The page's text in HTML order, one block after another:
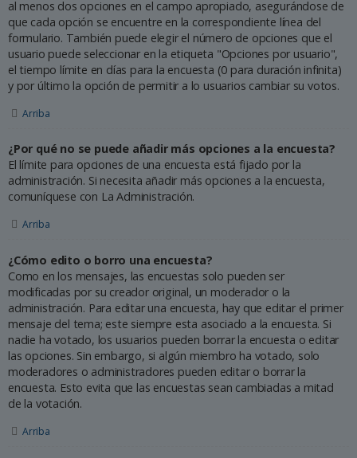
al menos dos opciones en el campo apropiado, asegurándose de
que cada opción se encuentre en la correspondiente línea del
formulario. También puede elegir el número de opciones que el
usuario puede seleccionar en la etiqueta "Opciones por usuario",
el tiempo límite en días para la encuesta (0 para duración infinita)
y por último la opción de permitir a lo usuarios cambiar su votos.
Arriba
¿Por qué no se puede añadir más opciones a la encuesta?
El límite para opciones de una encuesta está fijado por la
administración. Si necesita añadir más opciones a la encuesta,
comuníquese con La Administración.
Arriba
¿Cómo edito o borro una encuesta?
Como en los mensajes, las encuestas solo pueden ser
modificadas por su creador original, un moderador o la
administración. Para editar una encuesta, hay que editar el primer
mensaje del tema; este siempre esta asociado a la encuesta. Si
nadie ha votado, los usuarios pueden borrar la encuesta o editar
las opciones. Sin embargo, si algún miembro ha votado, solo
moderadores o administradores pueden editar o borrar la
encuesta. Esto evita que las encuestas sean cambiadas a mitad
de la votación.
Arriba